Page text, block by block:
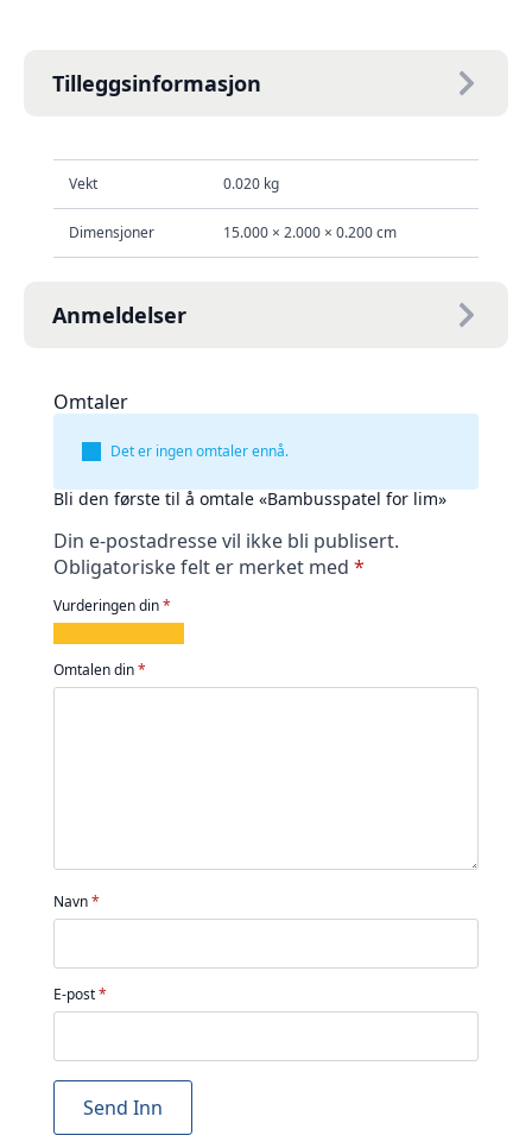
Tilleggsinformasjon
Vekt 0.020 kg
Dimensjoner 15.000 × 2.000 × 0.200 cm
Anmeldelser
Omtaler
Det er ingen omtaler ennå.
Bli den første til å omtale «Bambusspatel for lim»
Din e-postadresse vil ikke bli publisert.
Obligatoriske felt er merket med *
Vurderingen din*
av
5
av
5
av
5
av
5 5
Omtalen din*
Navn*
E-post*